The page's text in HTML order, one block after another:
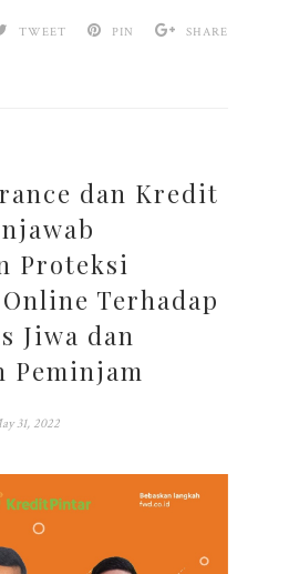
TWEET PIN SHARE
dan Kredit
Proteksi
Terhadap
Jiwa dan
Peminjam
31, 2022